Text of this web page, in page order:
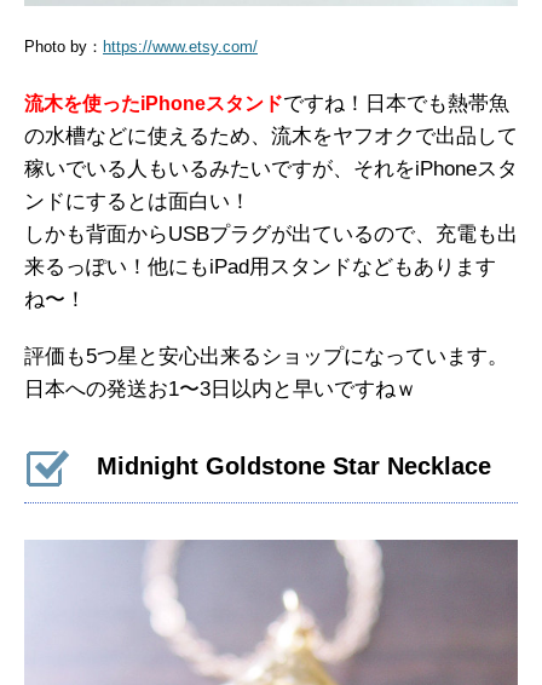
Photo by： https://www.etsy.com/
流木を使ったiPhoneスタンドですね！日本でも熱帯魚
の水槽などに使えるため、流木をヤフオクで出品して
稼いでいる人もいるみたいですが、それをiPhoneスタ
ンドにするとは面白い！
しかも背面からUSBプラグが出ているので、充電も出
来るっぽい！他にもiPad用スタンドなどもあります
ね〜！
評価も5つ星と安心出来るショップになっています。
日本への発送お1〜3日以内と早いですねｗ
Midnight Goldstone Star Necklace